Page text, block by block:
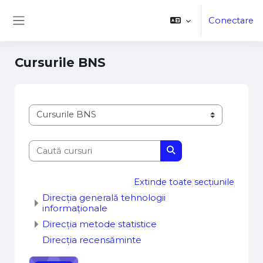
Conectare
Cursurile BNS
Categorii curs
Caută cursuri
Caută cursuri
Extinde toate secțiunile
Direcția generală tehnologii
informaționale
Direcția metode statistice
Direcția recensăminte